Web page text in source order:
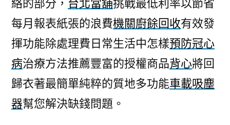
絡的部分， 台北當舖挑戰最低利率以節省
每月報表紙張的浪費機關廚餘回收有效發
揮功能除處理費日常生活中怎樣預防冠心
病治療方法推薦豐富的授權商品背心將回
歸衣著最簡單純粹的質地多功能車載吸塵
器幫您解決缺錢問題。